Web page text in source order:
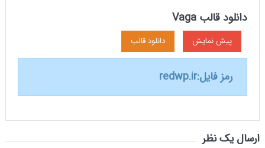
دانلود قالب Vaga
پیش نمایش دانلود قالب
رمز فایل:redwp.ir
ارسال یک نظر